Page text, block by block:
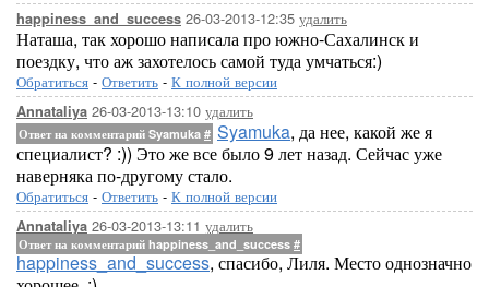
happiness_and_success 26-03-2013-12:35 удалить
Наташа, так хорошо написала про южно-Сахалинск и
поездку, что аж захотелось самой туда умчаться:)
Обратиться - Ответить - К полной версии
Annataliya 26-03-2013-13:10 удалить
Ответ на комментарий Syamuka # Syamuka, да нее, какой же я
специалист? :)) Это же все было 9 лет назад. Сейчас уже
наверняка по-другому стало.
Обратиться - Ответить - К полной версии
Annataliya 26-03-2013-13:11 удалить
Ответ на комментарий happiness_and_success #
happiness_and_success, спасибо, Лиля. Место однозначно